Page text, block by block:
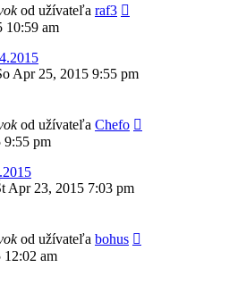
od užívateľa raf3
10:59 am
Apr 25, 2015 9:55 pm
od užívateľa Chefo
9:55 pm
Apr 23, 2015 7:03 pm
od užívateľa bohus
12:02 am